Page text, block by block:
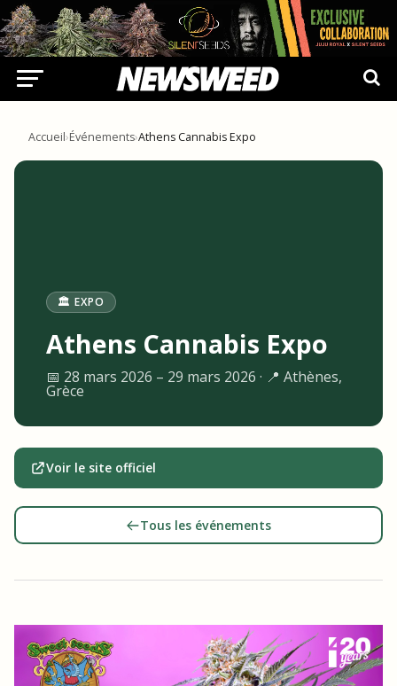
Accueil›Événements›Athens Cannabis Expo
🏛️ EXPO
Athens Cannabis Expo
📅 28 mars 2026 – 29 mars 2026 · 📍 Athènes,
Grèce
Voir le site officiel
Tous les événements